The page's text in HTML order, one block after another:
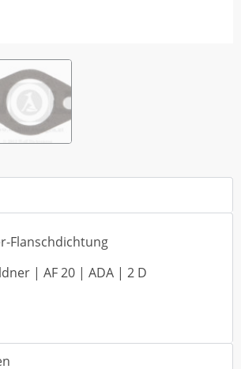
Flanschdichtung
| AF 20 | ADA | 2 D